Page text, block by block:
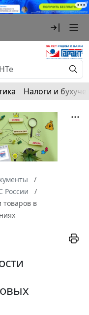
Налоги и
России
товаров в